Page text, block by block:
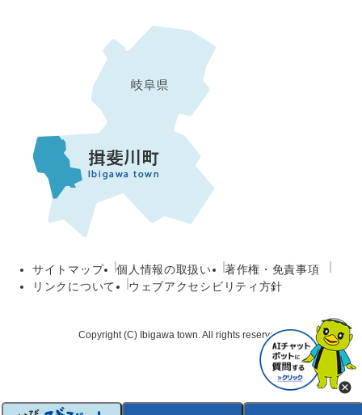
サイトマップ 個人情報の取扱い
著作権・免責事項
リンクについて
ウェブアクセシビリティ方針
Copyright (C) Ibigawa town. All rights reserved.